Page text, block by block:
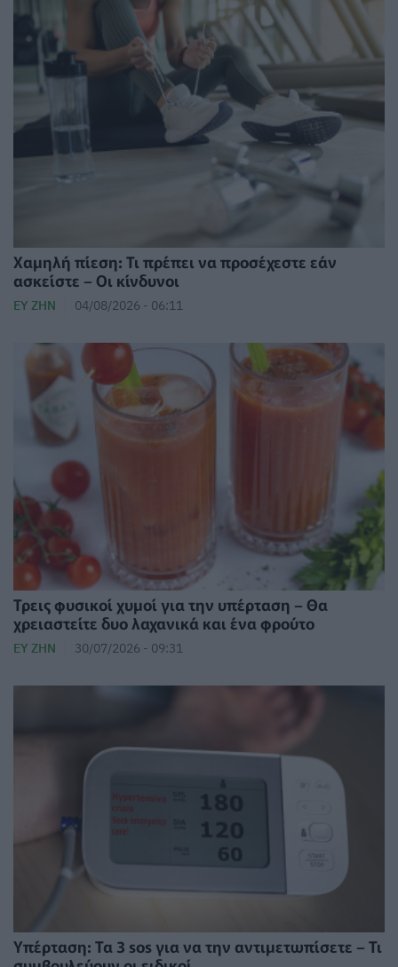
Χαμηλή πίεση: Τι πρέπει να προσέχεστε εάν
ασκείστε – Οι κίνδυνοι
ΕΥ ΖΗΝ 04/08/2026 - 06:11
Τρεις φυσικοί χυμοί για την υπέρταση – Θα
χρειαστείτε δυο λαχανικά και ένα φρούτο
ΕΥ ΖΗΝ 30/07/2026 - 09:31
Υπέρταση: Τα 3 sos για να την αντιμετωπίσετε – Τι